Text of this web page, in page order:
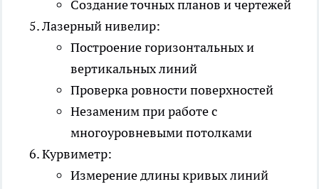
Создание точных планов и чертежей
Лазерный нивелир:
Построение горизонтальных и
вертикальных линий
Проверка ровности поверхностей
Незаменим при работе с
многоуровневыми потолками
Курвиметр:
Измерение длины кривых линий